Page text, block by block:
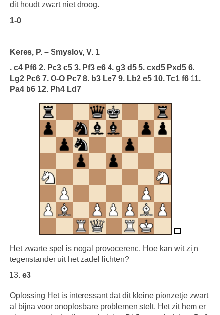
dit houdt zwart niet droog.
1-0
Keres, P. – Smyslov, V. 1
. c4 Pf6 2. Pc3 c5 3. Pf3 e6 4. g3 d5 5. cxd5 Pxd5 6.
Lg2 Pc6 7. O-O Pc7 8. b3 Le7 9. Lb2 e5 10. Tc1 f6 11.
Pa4 b6 12. Ph4 Ld7
Het zwarte spel is nogal provocerend. Hoe kan wit zijn
tegenstander uit het zadel lichten?
e3
Oplossing Het is interessant dat dit kleine pionzetje zwart
al bijna voor onoplosbare problemen stelt. Het zit hem er